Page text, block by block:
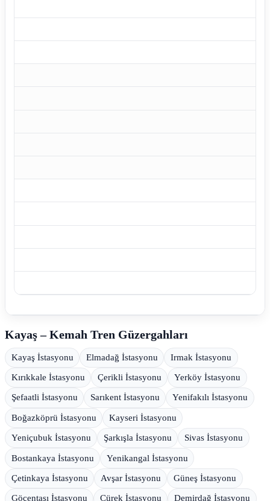
Kayaş – Kemah Tren Güzergahları
Kayaş İstasyonu Elmadağ İstasyonu Irmak İstasyonu
Kırıkkale İstasyonu Çerikli İstasyonu Yerköy İstasyonu
Şefaatli İstasyonu Sarıkent İstasyonu Yenifakılı İstasyonu
Boğazköprü İstasyonu Kayseri İstasyonu
Yeniçubuk İstasyonu Şarkışla İstasyonu Sivas İstasyonu
Bostankaya İstasyonu Yenikangal İstasyonu
Çetinkaya İstasyonu Avşar İstasyonu Güneş İstasyonu
Göçentaşı İstasyonu Cürek İstasyonu Demirdağ İstasyonu